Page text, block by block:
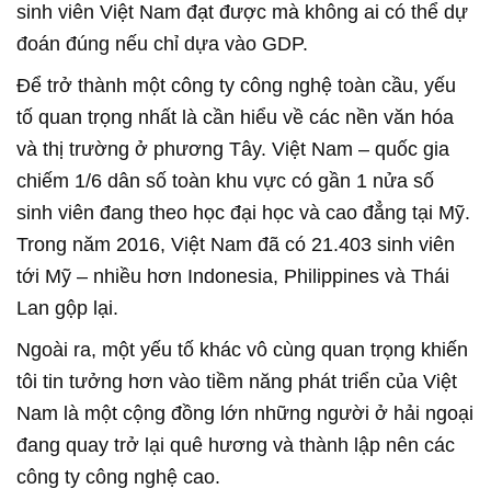
sinh viên Việt Nam đạt được mà không ai có thể dự
đoán đúng nếu chỉ dựa vào GDP.
Để trở thành một công ty công nghệ toàn cầu, yếu
tố quan trọng nhất là cần hiểu về các nền văn hóa
và thị trường ở phương Tây. Việt Nam – quốc gia
chiếm 1/6 dân số toàn khu vực có gần 1 nửa số
sinh viên đang theo học đại học và cao đẳng tại Mỹ.
Trong năm 2016, Việt Nam đã có 21.403 sinh viên
tới Mỹ – nhiều hơn Indonesia, Philippines và Thái
Lan gộp lại.
Ngoài ra, một yếu tố khác vô cùng quan trọng khiến
tôi tin tưởng hơn vào tiềm năng phát triển của Việt
Nam là một cộng đồng lớn những người ở hải ngoại
đang quay trở lại quê hương và thành lập nên các
công ty công nghệ cao.